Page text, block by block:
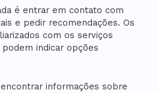
é entrar em contato com
e pedir recomendações. Os
com os serviços
indicar opções
informações sobre